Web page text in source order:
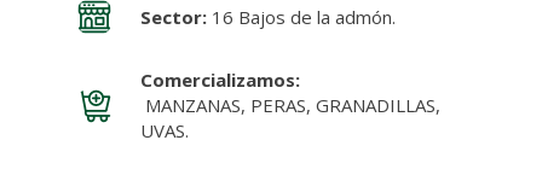
Sector:16 Bajos de la admón.
Comercializamos:
MANZANAS, PERAS, GRANADILLAS,
UVAS.